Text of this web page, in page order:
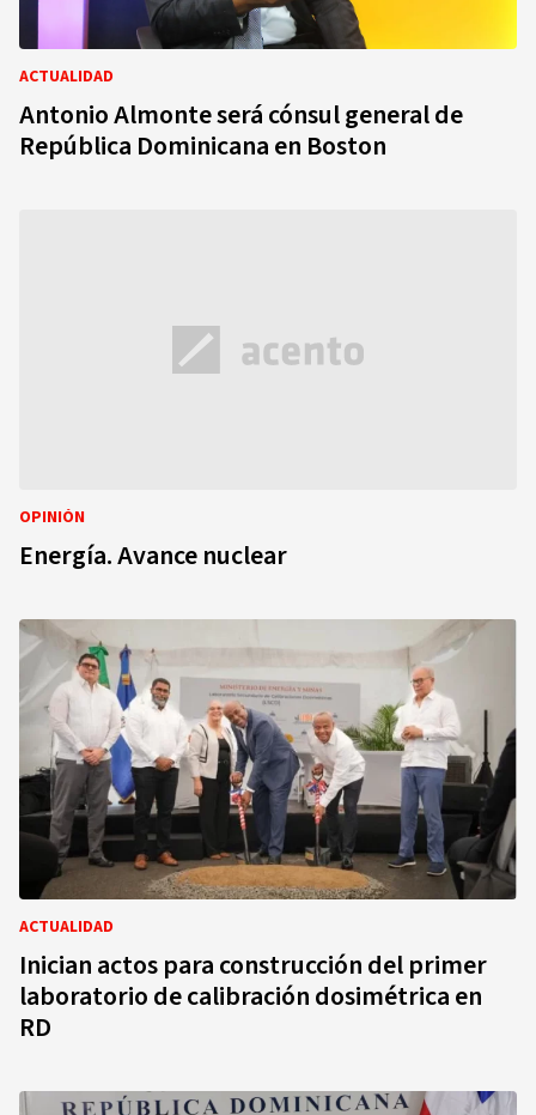
ACTUALIDAD
Antonio Almonte será cónsul general de
República Dominicana en Boston
OPINIÓN
Energía. Avance nuclear
ACTUALIDAD
Inician actos para construcción del primer
laboratorio de calibración dosimétrica en
RD